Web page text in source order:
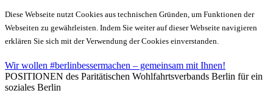
Diese Webseite nutzt Cookies aus technischen Gründen, um Funktionen der
Webseiten zu gewährleisten. Indem Sie weiter auf dieser Webseite navigieren
erklären Sie sich mit der Verwendung der Cookies einverstanden.
Wir wollen #berlinbessermachen – gemeinsam mit Ihnen!
POSITIONEN des Paritätischen Wohlfahrtsverbands Berlin für ein
soziales Berlin